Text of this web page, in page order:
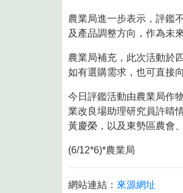
農業局進一步表示，評鑑
及產品調整方向，作為未
農業局補充，此次活動於
如有選購需求，也可直接
今日評鑑活動由農業局作
業改良場助理研究員許晴
黃慶榮，以及東勢區農會
(6/12*6)*農業局
網站連結： 來源網址